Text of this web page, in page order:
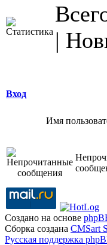
|
Вход
Имя
Создано на основе
Сборка создана CMSart
Русская поддержка